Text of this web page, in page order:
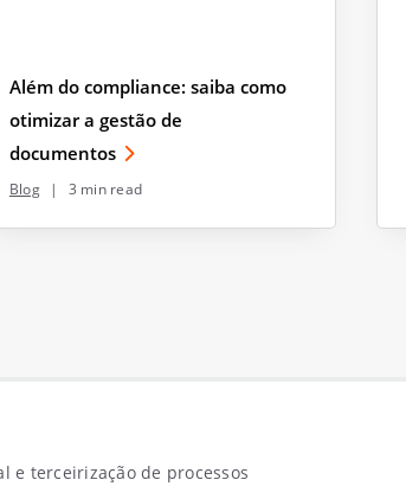
Além do compliance: saiba como
otimizar a gestão de
documentos
Blog | 3 min read
e terceirização de processos